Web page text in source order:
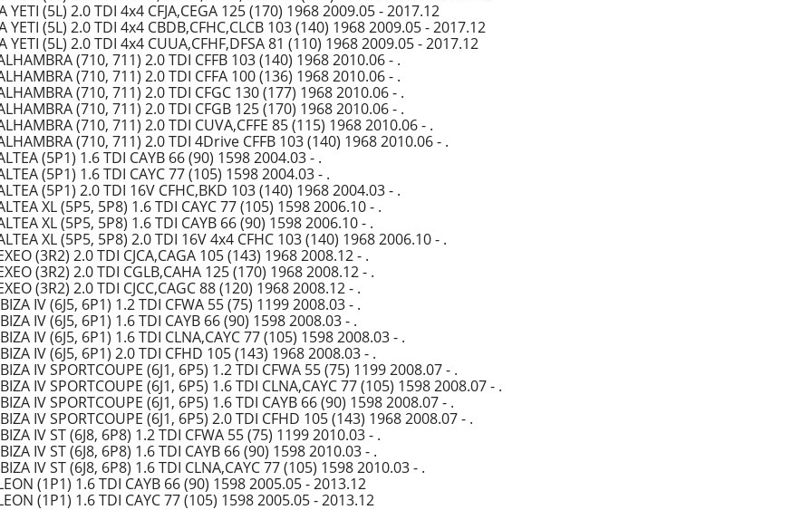
YETI (5L) 2.0 TDI 4x4 CFJA,CEGA 125 (170) 1968 2009.05 - 2017.12
YETI (5L) 2.0 TDI 4x4 CBDB,CFHC,CLCB 103 (140) 1968 2009.05 - 2017.12
YETI (5L) 2.0 TDI 4x4 CUUA,CFHF,DFSA 81 (110) 1968 2009.05 - 2017.12
(710, 711) 2.0 TDI CFFB 103 (140) 1968 2010.06 - .
(710, 711) 2.0 TDI CFFA 100 (136) 1968 2010.06 - .
(710, 711) 2.0 TDI CFGC 130 (177) 1968 2010.06 - .
(710, 711) 2.0 TDI CFGB 125 (170) 1968 2010.06 - .
(710, 711) 2.0 TDI CUVA,CFFE 85 (115) 1968 2010.06 - .
(710, 711) 2.0 TDI 4Drive CFFB 103 (140) 1968 2010.06 - .
(5P1) 1.6 TDI CAYB 66 (90) 1598 2004.03 - .
(5P1) 1.6 TDI CAYC 77 (105) 1598 2004.03 - .
(5P1) 2.0 TDI 16V CFHC,BKD 103 (140) 1968 2004.03 - .
XL (5P5, 5P8) 1.6 TDI CAYC 77 (105) 1598 2006.10 - .
XL (5P5, 5P8) 1.6 TDI CAYB 66 (90) 1598 2006.10 - .
XL (5P5, 5P8) 2.0 TDI 16V 4x4 CFHC 103 (140) 1968 2006.10 - .
(3R2) 2.0 TDI CJCA,CAGA 105 (143) 1968 2008.12 - .
(3R2) 2.0 TDI CGLB,CAHA 125 (170) 1968 2008.12 - .
(3R2) 2.0 TDI CJCC,CAGC 88 (120) 1968 2008.12 - .
IV (6J5, 6P1) 1.2 TDI CFWA 55 (75) 1199 2008.03 - .
IV (6J5, 6P1) 1.6 TDI CAYB 66 (90) 1598 2008.03 - .
IV (6J5, 6P1) 1.6 TDI CLNA,CAYC 77 (105) 1598 2008.03 - .
IV (6J5, 6P1) 2.0 TDI CFHD 105 (143) 1968 2008.03 - .
IV SPORTCOUPE (6J1, 6P5) 1.2 TDI CFWA 55 (75) 1199 2008.07 - .
IV SPORTCOUPE (6J1, 6P5) 1.6 TDI CLNA,CAYC 77 (105) 1598 2008.07 - .
IV SPORTCOUPE (6J1, 6P5) 1.6 TDI CAYB 66 (90) 1598 2008.07 - .
IV SPORTCOUPE (6J1, 6P5) 2.0 TDI CFHD 105 (143) 1968 2008.07 - .
IV ST (6J8, 6P8) 1.2 TDI CFWA 55 (75) 1199 2010.03 - .
IV ST (6J8, 6P8) 1.6 TDI CAYB 66 (90) 1598 2010.03 - .
IV ST (6J8, 6P8) 1.6 TDI CLNA,CAYC 77 (105) 1598 2010.03 - .
(1P1) 1.6 TDI CAYB 66 (90) 1598 2005.05 - 2013.12
(1P1) 1.6 TDI CAYC 77 (105) 1598 2005.05 - 2013.12